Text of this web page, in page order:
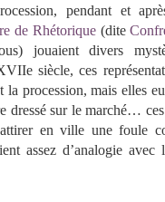
pendant et
de Rhétorique(dite
jouaient divers
siècle, ces
la procession, mais elles
dressé sur le marché…
en ville une foule
assez d’analogie avec